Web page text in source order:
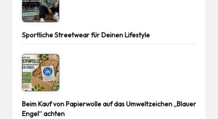
Sportliche Streetwear für Deinen Lifestyle
Beim Kauf von Papierwolle auf das Umweltzeichen „Blauer
Engel“ achten